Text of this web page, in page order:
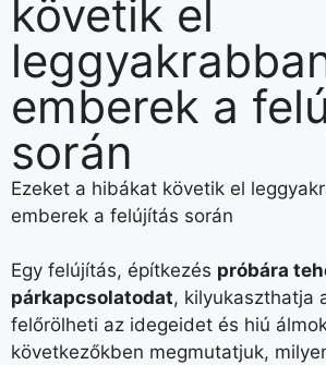
követik el
emberek a
során
Ezeket a hibákat követik el
emberek a felújítás során
Egy felújítás, építkezés próbára
párkapcsolatodat, kilyukaszthatja
felőrölheti az idegeidet és hiú
következőkben megmutatjuk,